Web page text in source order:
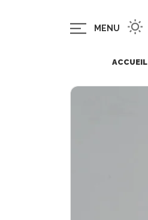
MENU
ACCUEIL